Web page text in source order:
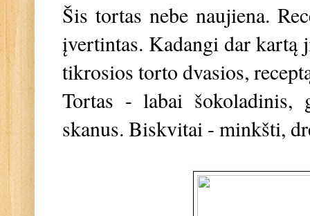
Šis tortas nebe naujiena.
įvertintas. Kadangi dar kartą
tikrosios torto dvasios,
Tortas - labai šokoladinis,
skanus. Biskvitai - minkšti,